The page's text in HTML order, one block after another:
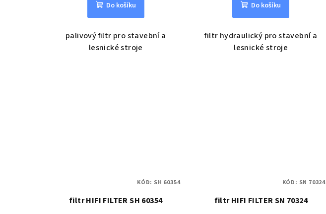
Do košíku
palivový filtr pro stavební a
lesnické stroje
Do košíku
filtr hydraulický pro stavební a
lesnické stroje
filtr HIFI FILTER SH 60354
KÓD: SH 60354
filtr HIFI FILTER SN 70324
KÓD: SN 70324